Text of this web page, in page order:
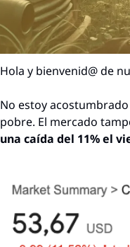
Hola y bienvenid@ de
No estoy
pobre. El mercado
una caída del 11% el